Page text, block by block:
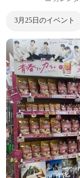
3月25日のイベント